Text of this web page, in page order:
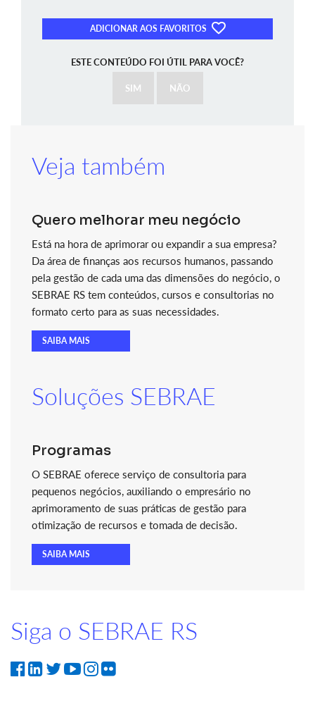
ADICIONAR AOS FAVORITOS
ESTE CONTEÚDO FOI ÚTIL PARA VOCÊ?
SIM NÃO
Veja também
Quero melhorar meu negócio
Está na hora de aprimorar ou expandir a sua empresa?
Da área de finanças aos recursos humanos, passando
pela gestão de cada uma das dimensões do negócio, o
SEBRAE RS tem conteúdos, cursos e consultorias no
formato certo para as suas necessidades.
SAIBA MAIS
Soluções SEBRAE
Programas
O SEBRAE oferece serviço de consultoria para
pequenos negócios, auxiliando o empresário no
aprimoramento de suas práticas de gestão para
otimização de recursos e tomada de decisão.
SAIBA MAIS
Siga o SEBRAE RS